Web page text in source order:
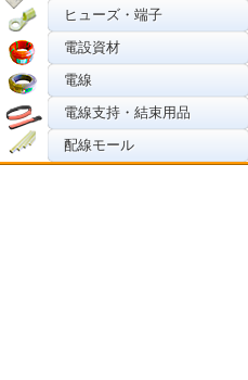
ヒューズ・端子
電設資材
電線
電線支持・結束用品
配線モール